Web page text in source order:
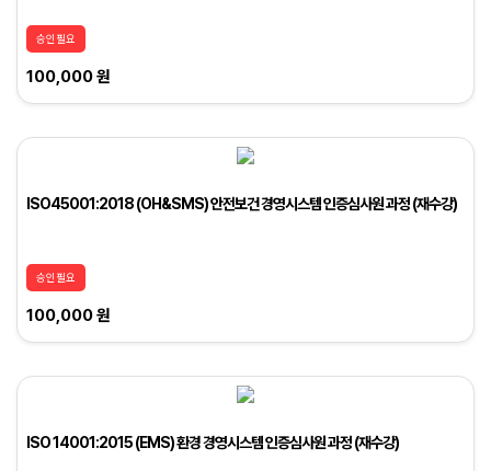
승인필요
100,000 원
ISO45001:2018 (OH&SMS) 안전보건 경영시스템 인증심사원 과정 (재수강)
승인필요
100,000 원
ISO 14001:2015 (EMS) 환경 경영시스템 인증심사원 과정 (재수강)